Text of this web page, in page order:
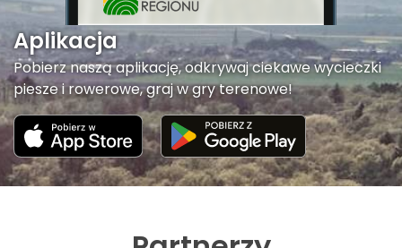
Aplikacja
Pobierz naszą aplikację, odkrywaj ciekawe wycieczki
piesze i rowerowe, graj w gry terenowe!